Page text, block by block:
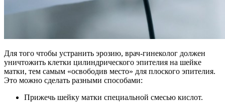
Для того чтобы устранить эрозию, врач-гинеколог должен
уничтожить клетки цилиндрического эпителия на шейке
матки, тем самым «освободив место» для плоского эпителия.
Это можно сделать разными способами:
Прижечь шейку матки специальной смесью кислот.